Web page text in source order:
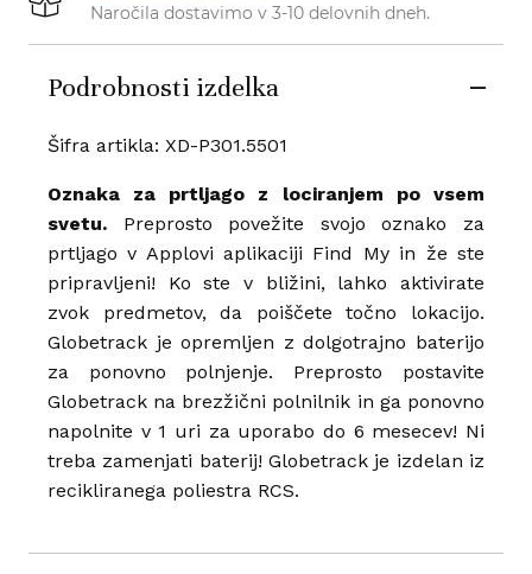
Naročila dostavimo v 3-10 delovnih dneh.
Podrobnosti izdelka
Šifra artikla: XD-P301.5501
Oznaka za prtljago z lociranjem po vsem
svetu.Preprosto povežite svojo oznako za
prtljago v Applovi aplikaciji Find My in že ste
pripravljeni! Ko ste v bližini, lahko aktivirate
zvok predmetov, da poiščete točno lokacijo.
Globetrack je opremljen z dolgotrajno baterijo
za ponovno polnjenje. Preprosto postavite
Globetrack na brezžični polnilnik in ga ponovno
napolnite v 1 uri za uporabo do 6 mesecev! Ni
treba zamenjati baterij! Globetrack je izdelan iz
recikliranega poliestra RCS.